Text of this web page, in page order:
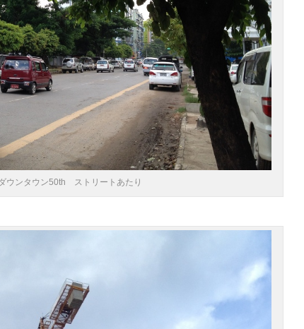
ウンタウン50th ストリートあたり